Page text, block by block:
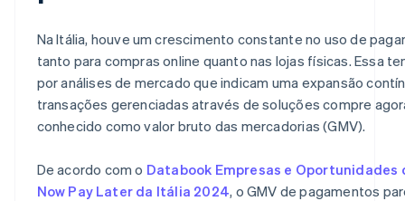
Na Itália, houve um crescimento constante no uso de
tanto para compras online quanto nas lojas físicas. Essa
por análises de mercado que indicam uma expansão
transações gerenciadas através de soluções compre
conhecido como valor bruto das mercadorias (GMV).
De acordo com o Databook Empresas e Oportunidades
Now Pay Later da Itália 2024, o GMV de pagamentos